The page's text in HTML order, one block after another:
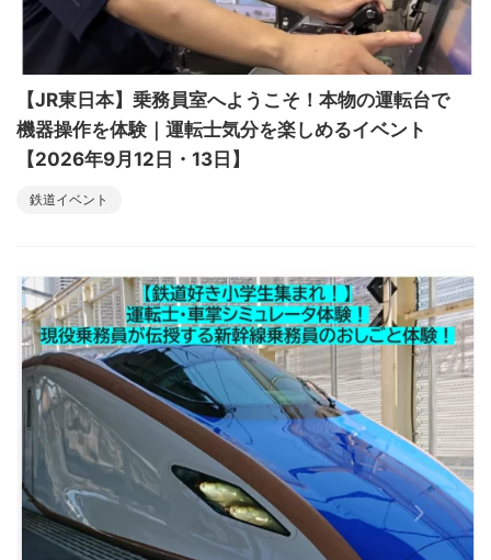
【JR東日本】乗務員室へようこそ！本物の運転台で
機器操作を体験｜運転士気分を楽しめるイベント
【2026年9月12日・13日】
鉄道イベント